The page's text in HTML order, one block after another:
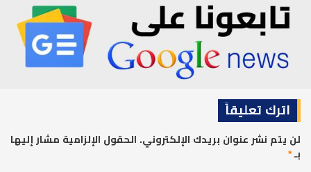
اترك تعليقاً
لن يتم نشر عنوان بريدك الإلكتروني. الحقول الإلزامية مشار إليها
بـ*